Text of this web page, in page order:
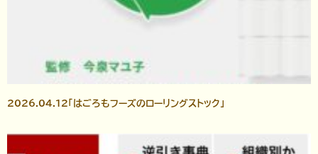
2026.04.12「はごろもフーズのローリングストック」